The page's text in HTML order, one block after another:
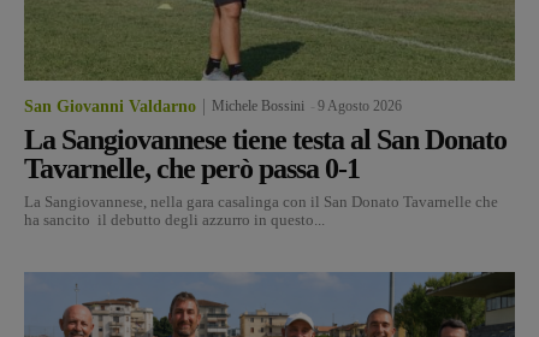
San Giovanni Valdarno Michele Bossini 9 Agosto 2026
La Sangiovannese tiene testa al San Donato
Tavarnelle, che però passa 0-1
La Sangiovannese, nella gara casalinga con il San Donato Tavarnelle che
ha sancito il debutto degli azzurro in questo...